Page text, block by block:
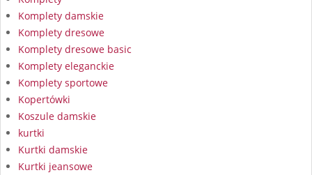
Komplety damskie
Komplety dresowe
Komplety dresowe basic
Komplety eleganckie
Komplety sportowe
Kopertówki
Koszule damskie
kurtki
Kurtki damskie
Kurtki jeansowe